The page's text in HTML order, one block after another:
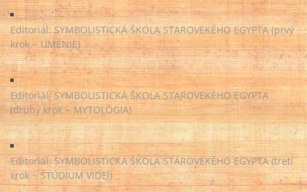
Editoriál: SYMBOLISTICKÁ ŠKOLA STAROVEKÉHO EGYPTA (prvý
krok ~ UMENIE)
Editoriál: SYMBOLISTICKÁ ŠKOLA STAROVEKÉHO EGYPTA
(druhý krok ~ MYTOLÓGIA)
Editoriál: SYMBOLISTICKÁ ŠKOLA STAROVEKÉHO EGYPTA (tretí
krok ~ ŠTÚDIUM VIDEÍ)